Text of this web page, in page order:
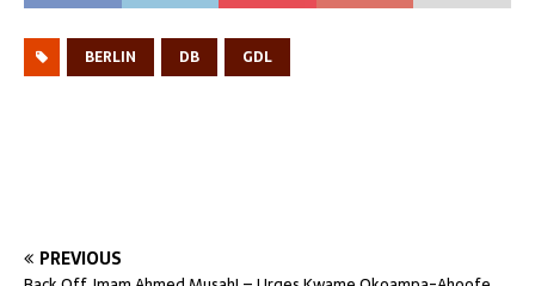
BERLIN DB GDL
PREVIOUS